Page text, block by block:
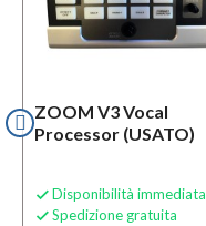
ZOOM V3 Vocal
Processor (USATO)
 Disponibilità immediata
 Spedizione gratuita